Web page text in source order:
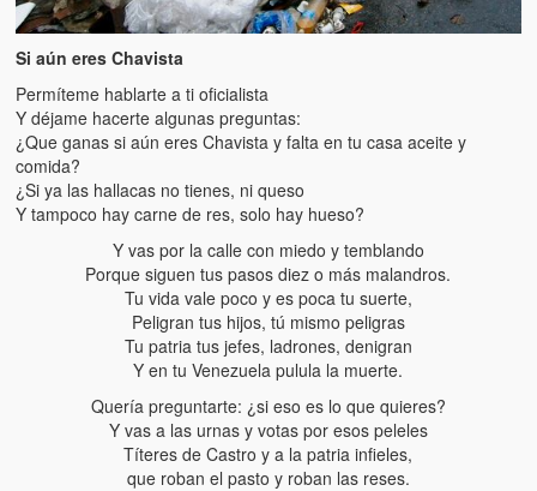
Si aún eres Chavista
Permíteme hablarte a ti oficialista
Y déjame hacerte algunas preguntas:
¿Que ganas si aún eres Chavista y falta en tu casa aceite y
comida?
¿Si ya las hallacas no tienes, ni queso
Y tampoco hay carne de res, solo hay hueso?
Y vas por la calle con miedo y temblando
Porque siguen tus pasos diez o más malandros.
Tu vida vale poco y es poca tu suerte,
Peligran tus hijos, tú mismo peligras
Tu patria tus jefes, ladrones, denigran
Y en tu Venezuela pulula la muerte.
Quería preguntarte: ¿si eso es lo que quieres?
Y vas a las urnas y votas por esos peleles
Títeres de Castro y a la patria infieles,
que roban el pasto y roban las reses.